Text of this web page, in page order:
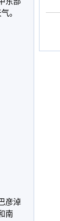
。
彦淖
南